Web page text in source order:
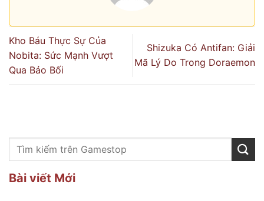
Kho Báu Thực Sự Của
Nobita: Sức Mạnh Vượt
Qua Bảo Bối
Shizuka Có Antifan: Giải
Mã Lý Do Trong Doraemon
Bài viết Mới